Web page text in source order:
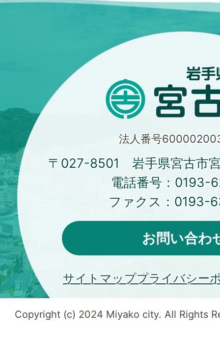
法人番号
〒027-8501 岩手県宮古市
電話番号： 0193-
ファクス： 0193-
お問い合わ
サイトマッププライバシー
Copyright (c) 2024 Miyako city. All Rights